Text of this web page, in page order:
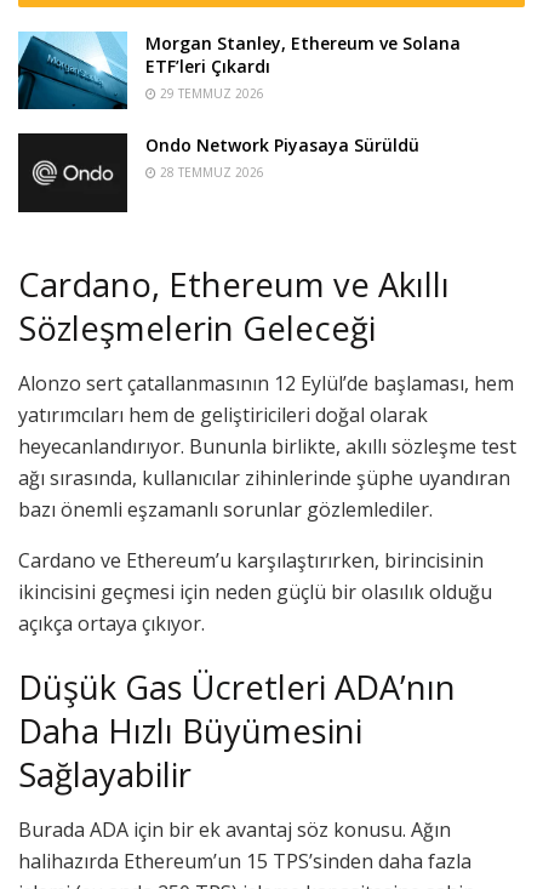
Morgan Stanley, Ethereum ve Solana
ETF’leri Çıkardı
29 TEMMUZ 2026
Ondo Network Piyasaya Sürüldü
28 TEMMUZ 2026
Cardano, Ethereum ve Akıllı
Sözleşmelerin Geleceği
Alonzo sert çatallanmasının 12 Eylül’de başlaması, hem
yatırımcıları hem de geliştiricileri doğal olarak
heyecanlandırıyor. Bununla birlikte, akıllı sözleşme test
ağı sırasında, kullanıcılar zihinlerinde şüphe uyandıran
bazı önemli eşzamanlı sorunlar gözlemlediler.
Cardano ve Ethereum’u karşılaştırırken, birincisinin
ikincisini geçmesi için neden güçlü bir olasılık olduğu
açıkça ortaya çıkıyor.
Düşük Gas Ücretleri ADA’nın
Daha Hızlı Büyümesini
Sağlayabilir
Burada ADA için bir ek avantaj söz konusu. Ağın
halihazırda Ethereum’un 15 TPS’sinden daha fazla